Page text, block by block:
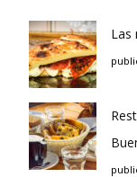
Las